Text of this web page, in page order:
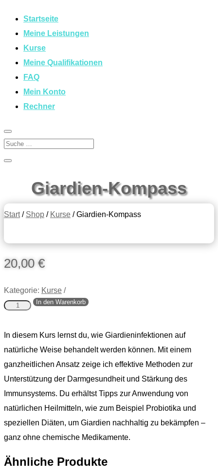
Startseite
Meine Leistungen
Kurse
Meine Qualifikationen
FAQ
Mein Konto
Rechner
Giardien-Kompass
Start/ Shop / Kurse / Giardien-Kompass
20,00 €
Kategorie: Kurse
Giardien-
Menge
In den Warenkorb
In diesem Kurs lernst du, wie Giardieninfektionen auf
natürliche Weise behandelt werden können. Mit einem
ganzheitlichen Ansatz zeige ich effektive Methoden zur
Unterstützung der Darmgesundheit und Stärkung des
Immunsystems. Du erhältst Tipps zur Anwendung von
natürlichen Heilmitteln, wie zum Beispiel Probiotika und
speziellen Diäten, um Giardien nachhaltig zu bekämpfen –
ganz ohne chemische Medikamente.
Ähnliche Produkte